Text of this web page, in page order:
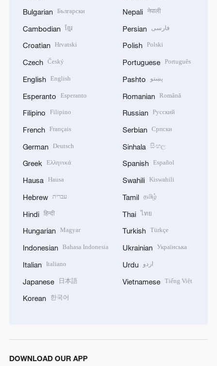
Bulgarian Български
Cambodian ខ្មែរ
Croatian Hrvatski
Czech Český
English English
Esperanto Esperanto
Filipino Filipino
French Français
German Deutsch
Greek Ελληνικά
Hausa Hausa
Hebrew עברית
Hindi हिन्दी
Hungarian Magyar
Indonesian Bahasa Indonesia
Italian Italiano
Japanese 日本語
Korean 한국어
Nepali नेपाली
Persian فارسی
Polish Polski
Portuguese Português
Pashto پښتو
Romanian Română
Russian Русский
Serbian Српски
Sinhala සිංහල
Spanish Español
Swahili Kiswahili
Tamil தமிழ்
Thai ไทย
Turkish Türkçe
Ukrainian Українська
Urdu اردو
Vietnamese Tiếng Việt
DOWNLOAD OUR APP